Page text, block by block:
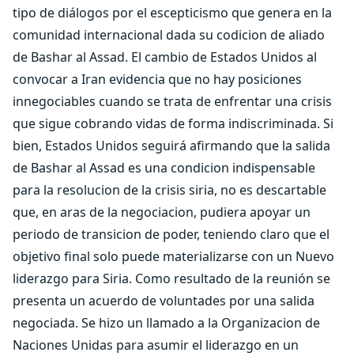
tipo de diálogos por el escepticismo que genera en la
comunidad internacional dada su codicion de aliado
de Bashar al Assad. El cambio de Estados Unidos al
convocar a Iran evidencia que no hay posiciones
innegociables cuando se trata de enfrentar una crisis
que sigue cobrando vidas de forma indiscriminada. Si
bien, Estados Unidos seguirá afirmando que la salida
de Bashar al Assad es una condicion indispensable
para la resolucion de la crisis siria, no es descartable
que, en aras de la negociacion, pudiera apoyar un
periodo de transicion de poder, teniendo claro que el
objetivo final solo puede materializarse con un Nuevo
liderazgo para Siria. Como resultado de la reunión se
presenta un acuerdo de voluntades por una salida
negociada. Se hizo un llamado a la Organizacion de
Naciones Unidas para asumir el liderazgo en un